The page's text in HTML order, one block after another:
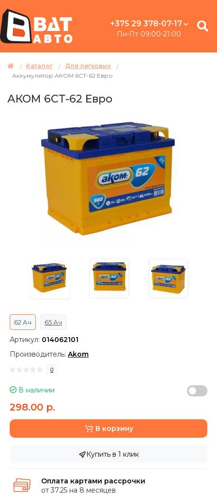
+375 29 378-07-17
Пн-Пт 09:00-21:00
Каталог
Для легковых
Аккумулятор АКОМ 6СТ-62 Евро
АКОМ 6СТ-62 Евро
62 Ач 65 Ач
Артикул: 014062101
Производитель: Akom
0
В наличии
298.00 р.
В корзину
Купить в 1 клик
Оплата картами рассрочки
от 37.25 на 8 месяцев